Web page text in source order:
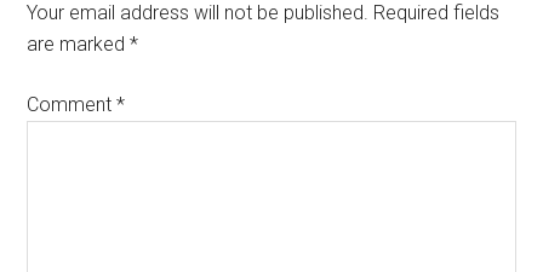
Your email address will not be published. Required fields
are marked*
Comment*